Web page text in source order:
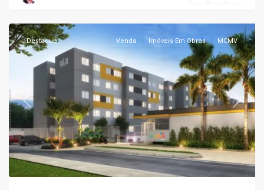
Previous Next
Destaque Venda Imóveis Em Obras MCMV